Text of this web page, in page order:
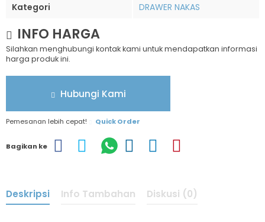
Kategori
DRAWER NAKAS
INFO HARGA
Silahkan menghubungi kontak kami untuk mendapatkan informasi
harga produk ini.
Hubungi Kami
Pemesanan lebih cepat! Quick Order
Bagikan ke
Deskripsi Info Tambahan Diskusi (0)